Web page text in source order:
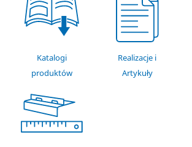
Katalogi
produktów
Realizacje i
Artykuły